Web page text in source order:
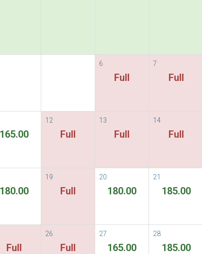
MORE Terms & Temini e Condizioni
6
Full
7
Full
165.00
12
Full
13
Full
14
Full
180.00
19
Full
20
180.00
21
185.00
Full
26
Full
27
165.00
28
185.00